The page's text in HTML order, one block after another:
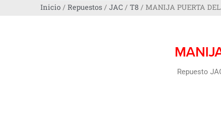
Inicio / Repuestos / JAC / T8 / MANIJA PUERTA
Repuesto